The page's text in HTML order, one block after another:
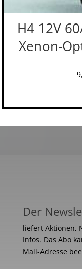
H4 12V
Xenon-
Der
liefert Aktionen,
Infos. Das Abo
Mail-Adresse